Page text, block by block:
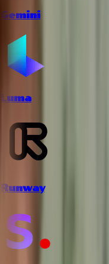
Gemini
Luma
Runway